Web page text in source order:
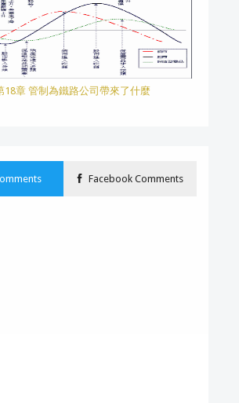
18章 管制為鐵路公司帶來了什麼
Facebook Comments